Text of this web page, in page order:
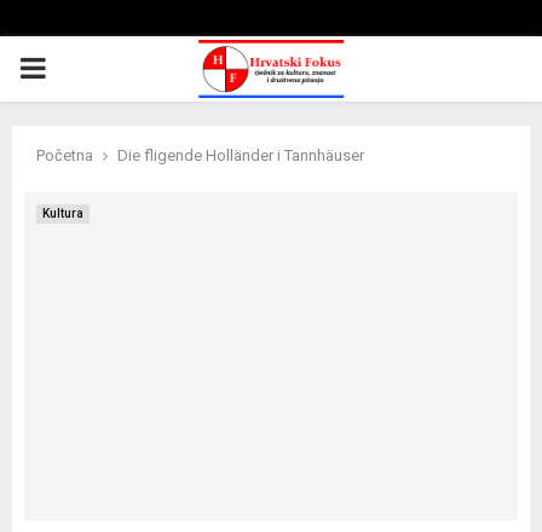
PRIMARY
Početna Die fligende Holländer i Tannhäuser
Kultura